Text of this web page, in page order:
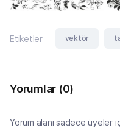
Etiketler vektör
Yorumlar (0)
Yorum alanı sadece üyeler